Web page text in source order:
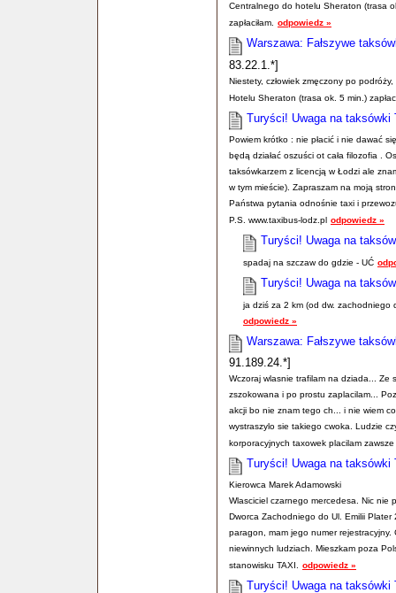
Centralnego do hotelu Sheraton (trasa
zapłaciłam. odpowiedz »
Warszawa: Fałszywe
83.22.1.*]
Niestety, człowiek zmęczony po
Hotelu Sheraton (trasa ok. 5 min.)
Turyści! Uwaga na taksówki
Powiem krótko : nie płacić i nie dawać
będą działać oszuści ot cała filozofia .
taksówkarzem z licencją w Łodzi ale
w tym mieście). Zapraszam na moją
Państwa pytania odnośnie taxi i
P.S. www.taxibus-lodz.pl odpowiedz »
Turyści! Uwaga na
spadaj na szczaw do gdzie - UĆ
Turyści! Uwaga na
ja dziś za 2 km (od dw. zachodniego
odpowiedz »
Warszawa: Fałszywe
91.189.24.*]
Wczoraj wlasnie trafilam na dziada... Ze
zszokowana i po prostu zaplacilam...
akcji bo nie znam tego ch... i nie wiem
wystraszylo sie takiego cwoka. Ludzie
korporacyjnych taxowek placilam
Turyści! Uwaga na taksówki
Kierowca Marek Adamowski
Wlasciciel czarnego mercedesa. Nic nie
Dworca Zachodniego do Ul. Emilii
paragon, mam jego numer
niewinnych ludziach. Mieszkam poza
stanowisku TAXI.
odpowiedz »
Turyści! Uwaga na